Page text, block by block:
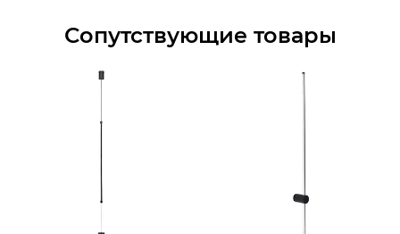
Сопутствующие товары